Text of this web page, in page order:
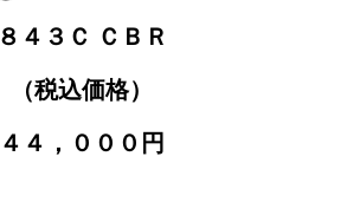
８４３Ｃ ＣＢＲ
（税込価格）
４４，０００円